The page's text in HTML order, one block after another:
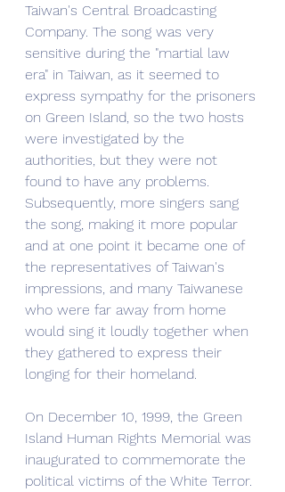
Taiwan's Central Broadcasting
Company. The song was very
sensitive during the "martial law
era" in Taiwan, as it seemed to
express sympathy for the prisoners
on Green Island, so the two hosts
were investigated by the
authorities, but they were not
found to have any problems.
Subsequently, more singers sang
the song, making it more popular
and at one point it became one of
the representatives of Taiwan's
impressions, and many Taiwanese
who were far away from home
would sing it loudly together when
they gathered to express their
longing for their homeland.
On December 10, 1999, the Green
Island Human Rights Memorial was
inaugurated to commemorate the
political victims of the White Terror.